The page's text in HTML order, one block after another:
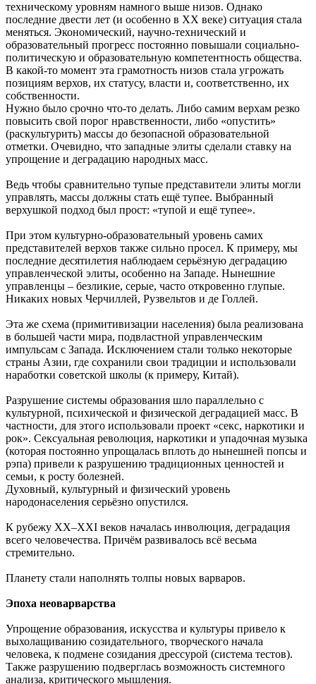
техническому уровням намного выше низов. Однако
последние двести лет (и особенно в XX веке) ситуация стала
меняться. Экономический, научно-технический и
образовательный прогресс постоянно повышали социально-
политическую и образовательную компетентность общества.
В какой-то момент эта грамотность низов стала угрожать
позициям верхов, их статусу, власти и, соответственно, их
собственности.
Нужно было срочно что-то делать. Либо самим верхам резко
повысить свой порог нравственности, либо «опустить»
(раскультурить) массы до безопасной образовательной
отметки. Очевидно, что западные элиты сделали ставку на
упрощение и деградацию народных масс.
Ведь чтобы сравнительно тупые представители элиты могли
управлять, массы должны стать ещё тупее. Выбранный
верхушкой подход был прост: «тупой и ещё тупее».
При этом культурно-образовательный уровень самих
представителей верхов также сильно просел. К примеру, мы
последние десятилетия наблюдаем серьёзную деградацию
управленческой элиты, особенно на Западе. Нынешние
управленцы – безликие, серые, часто откровенно глупые.
Никаких новых Черчиллей, Рузвельтов и де Голлей.
Эта же схема (примитивизации населения) была реализована
в большей части мира, подвластной управленческим
импульсам с Запада. Исключением стали только некоторые
страны Азии, где сохранили свои традиции и использовали
наработки советской школы (к примеру, Китай).
Разрушение системы образования шло параллельно с
культурной, психической и физической деградацией масс. В
частности, для этого использовали проект «секс, наркотики и
рок». Сексуальная революция, наркотики и упадочная музыка
(которая постоянно упрощалась вплоть до нынешней попсы и
рэпа) привели к разрушению традиционных ценностей и
семьи, к росту болезней.
Духовный, культурный и физический уровень
народонаселения серьёзно опустился.
К рубежу XX–XXI веков началась инволюция, деградация
всего человечества. Причём развивалось всё весьма
стремительно.
Планету стали наполнять толпы новых варваров.
Эпоха неоварварства
Упрощение образования, искусства и культуры привело к
выхолащиванию созидательного, творческого начала
человека, к подмене созидания дрессурой (система тестов).
Также разрушению подверглась возможность системного
анализа, критического мышления.